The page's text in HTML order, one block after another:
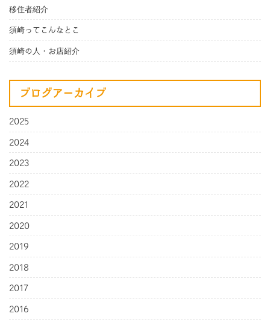
移住者紹介
須崎ってこんなとこ
須崎の人・お店紹介
ブログアーカイブ
2025
2024
2023
2022
2021
2020
2019
2018
2017
2016